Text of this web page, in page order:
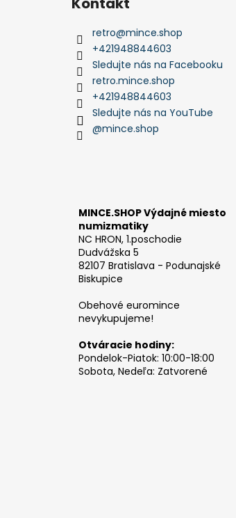
retro@mince.shop
+421948844603
Sledujte nás na Facebooku
retro.mince.shop
+421948844603
Sledujte nás na YouTube
@mince.shop
MINCE.SHOP Výdajné miesto
numizmatiky
NC HRON, 1.poschodie
Dudvážska 5
82107 Bratislava - Podunajské
Biskupice
Obehové euromince
nevykupujeme!
Otváracie hodiny:
Pondelok-Piatok: 10:00-18:00
Sobota, Nedeľa: Zatvorené